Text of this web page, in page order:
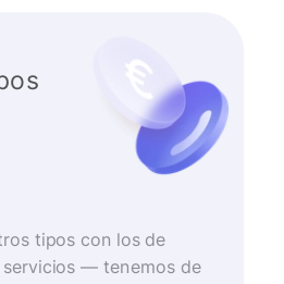
tipos con los de
servicios — tenemos de